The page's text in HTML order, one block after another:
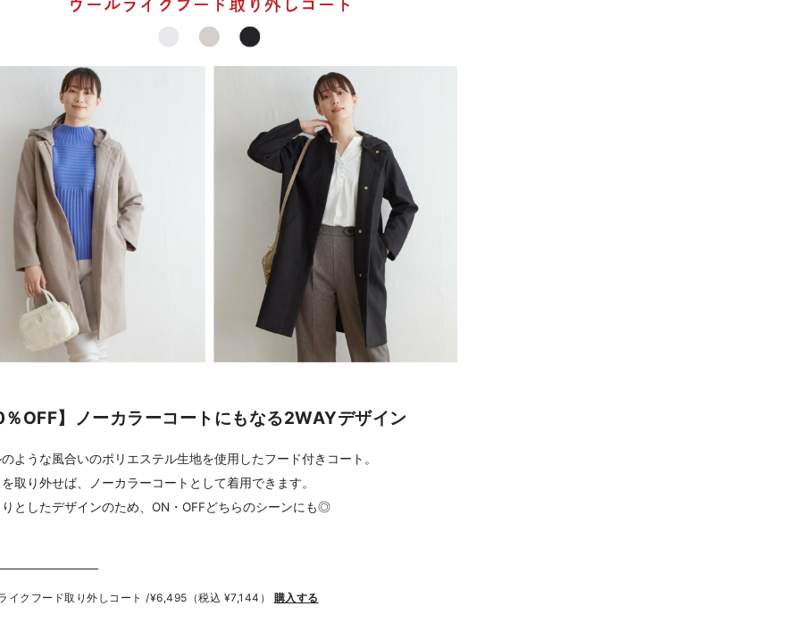
％OFF】ノーカラーコートにもなる2WAYデザイン
ような風合いのポリエステル生地を使用したフード付きコート。
取り外せば、ノーカラーコートとして着用できます。
としたデザインのため、ON・OFFどちらのシーンにも◎
イクフード取り外しコート /¥6,495（税込 ¥7,144） 購入する